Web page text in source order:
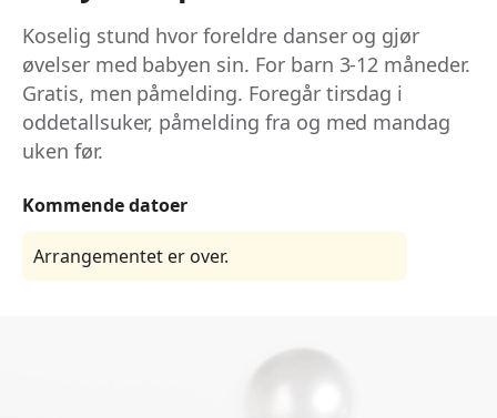
Koselig stund hvor foreldre danser og gjør
øvelser med babyen sin. For barn 3-12 måneder.
Gratis, men påmelding. Foregår tirsdag i
oddetallsuker, påmelding fra og med mandag
uken før.
Kommende datoer
Arrangementet er over.